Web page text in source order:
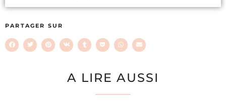
PARTAGER SUR
A LIRE AUSSI